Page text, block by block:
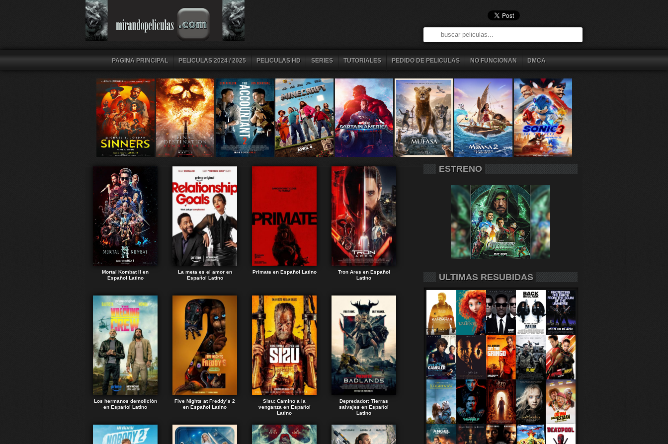
PAGINA PRINCIPAL PELICULAS 2024 / 2025 PELICULAS HD SERIES TUTORIALES PEDIDO DE PELICULAS NO FUNCIONAN DMCA
Mortal Kombat II en
Español Latino
La meta es el amor en
Español Latino
Primate en Español Latino
Tron Ares en Español
Latino
Los hermanos demolición
en Español Latino
Five Nights at Freddy’s 2
en Español Latino
Sisu: Camino a la
venganza en Español
Latino
Depredador: Tierras
salvajes en Español
Latino
ESTRENO
ULTIMAS RESUBIDAS